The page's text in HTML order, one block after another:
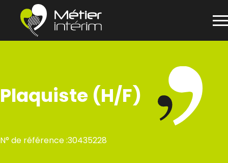
Plaquiste (H/F)
N° de référence :30435228
Panneau de gestion des cookies